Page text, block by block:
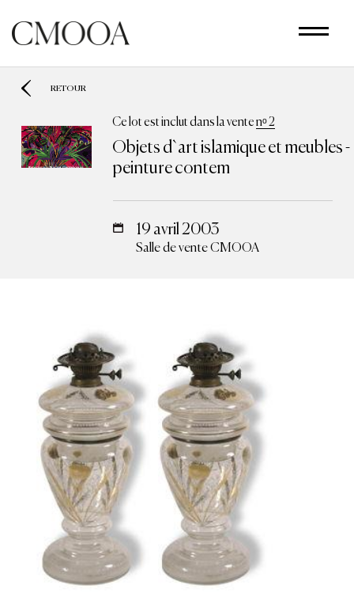
contenu
principal
RETOUR
Ce lot est inclut dans la ventenᵒ 2
Objets d`art islamique et meubles -
peinture contem
19 avril 2003
Salle de vente CMOOA